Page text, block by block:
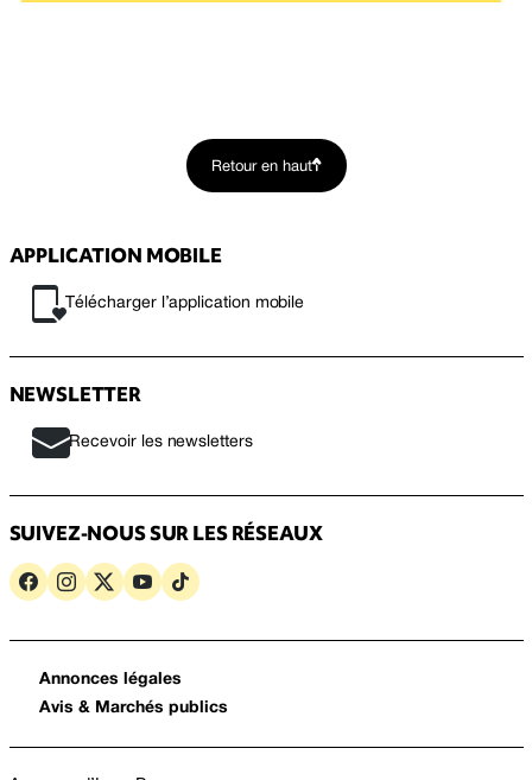
Retour en haut
APPLICATION MOBILE
Télécharger l’application mobile
NEWSLETTER
Recevoir les newsletters
SUIVEZ-NOUS SUR LES RÉSEAUX
Annonces légales
Avis & Marchés publics